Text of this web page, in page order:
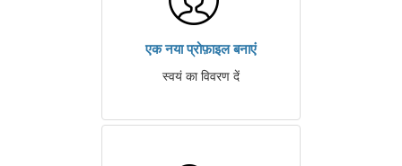
एक नया प्रोफ़ाइल बनाएं
स्वयं का विवरण दें